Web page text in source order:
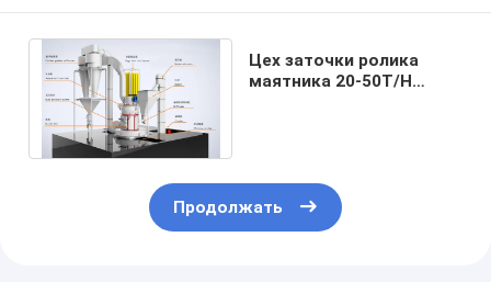
Цех заточки ролика
маятника 20-50T/H
Продолжать